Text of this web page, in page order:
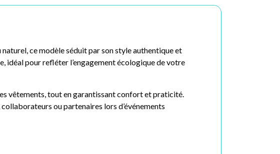
ce modèle séduit par son style authentique et
idéal pour refléter l’engagement écologique de votre
vêtements, tout en garantissant confort et praticité.
ou partenaires lors d’événements